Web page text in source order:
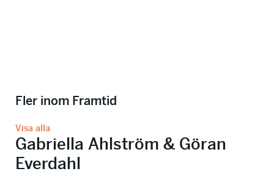
Fler inom Framtid
Visa alla
Gabriella Ahlström & Göran
Everdahl